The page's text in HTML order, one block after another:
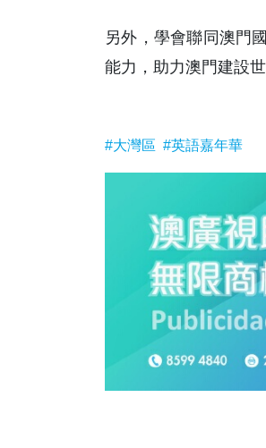
另外，學會聯同澳門
能力，助力澳門建設
#大灣區 #英語嘉年華